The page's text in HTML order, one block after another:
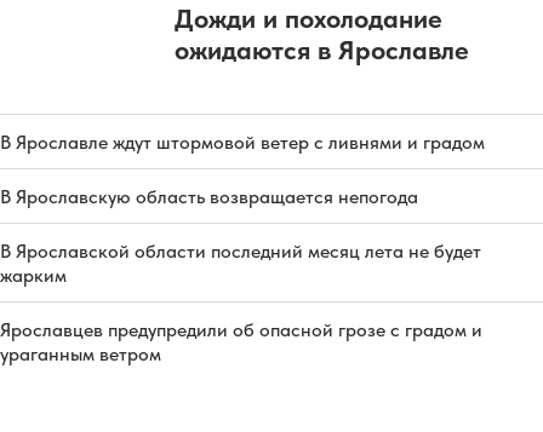
Дожди и похолодание
ожидаются в Ярославле
В Ярославле ждут штормовой ветер с ливнями и градом
В Ярославскую область возвращается непогода
В Ярославской области последний месяц лета не будет
жарким
Ярославцев предупредили об опасной грозе с градом и
ураганным ветром